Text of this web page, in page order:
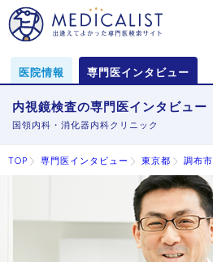
医院情報 専門医インタビュー
内視鏡検査の専門医インタビュー
国領内科・消化器内科クリニック
TOP 専門医インタビュー 東京都 調布市